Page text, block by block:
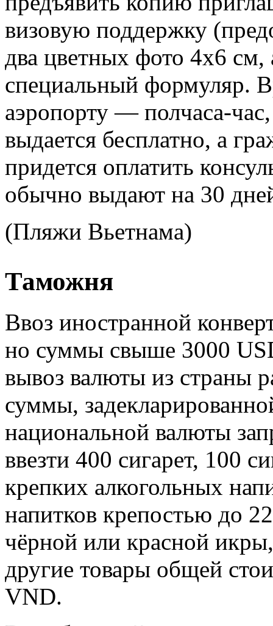
визовую поддержку
два цветных фото 4х6 см,
специальный формуляр.
аэропорту — полчаса-
выдается бесплатно, а
придется оплатить
обычно выдают на 30
(Пляжи Вьетнама)
Таможня
Ввоз иностранной
но суммы свыше 3000
вывоз валюты из страны
суммы,
национальной валюты
ввезти 400 сигарет, 100
крепких алкогольных
напитков крепостью до
чёрной или красной
другие товары общей
VND.